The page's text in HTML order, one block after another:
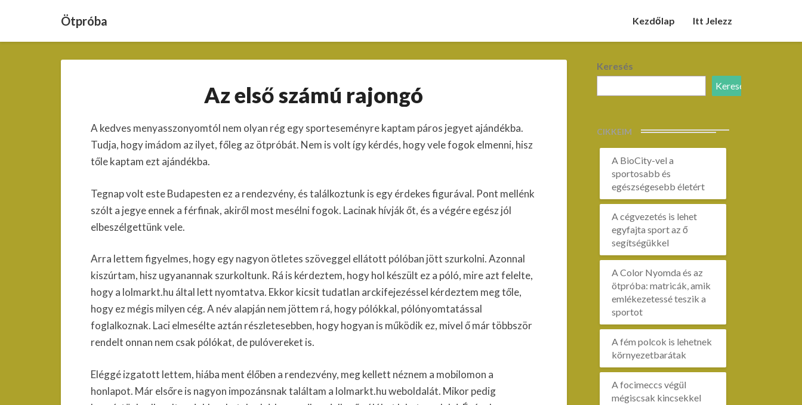
Ötpróba Kezdőlap Itt Jelezz
első
rajongó
Az első számú rajongó
A kedves menyasszonyomtól nem olyan rég egy sporteseményre kaptam páros jegyet ajándékba.
Tudja, hogy imádom az ilyet, főleg az ötpróbát. Nem is volt így kérdés, hogy vele fogok elmenni, hisz
tőle kaptam ezt ajándékba.
Tegnap volt este Budapesten ez a rendezvény, és találkoztunk is egy érdekes figurával. Pont mellénk
szólt a jegye ennek a férfinak, akiről most mesélni fogok. Lacinak hívják őt, és a végére egész jól
elbeszélgettünk vele.
Arra lettem figyelmes, hogy egy nagyon ötletes szöveggel ellátott pólóban jött szurkolni. Azonnal
kiszúrtam, hisz ugyanannak szurkoltunk. Rá is kérdeztem, hogy hol készült ez a póló, mire azt felelte,
hogy a lolmarkt.hu által lett nyomtatva. Ekkor kicsit tudatlan arckifejezéssel kérdeztem meg tőle,
hogy ez mégis milyen cég. A név alapján nem jöttem rá, hogy pólókkal, pólónyomtatással
foglalkoznak. Laci elmesélte aztán részletesebben, hogy hogyan is működik ez, mivel ő már többször
rendelt onnan nem csak pólókat, de pulóvereket is.
Eléggé izgatott lettem, hiába ment élőben a rendezvény, meg kellett néznem a mobilomon a
honlapot. Már elsőre is nagyon impozánsnak találtam a lolmarkt.hu weboldalát. Mikor pedig
Keresés
Keresés
CIKKEIM
A BioCity-vel a
sportosabb és
egészségesebb életért
A cégvezetés is lehet
egyfajta sport az ő
segítségükkel
A Color Nyomda és az
ötpróba: matricák, amik
emlékezetessé teszik a
sportot
A fém polcok is lehetnek
környezetbarátak
A focimeccs végül
mégiscsak kincsekkel